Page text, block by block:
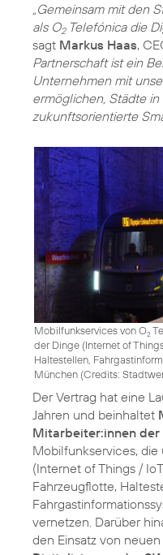
„Gemeinsam mit den
als O2Telefónica die
sagt Markus Haas,
Partnerschaft ist ein
Unternehmen mit
ermöglichen, Städte
zukunftsorientierte
Mobilfunkservices von O2
der Dinge (Internet of
Haltestellen,
München (Credits:
Der Vertrag hat eine
Jahren und beinhaltet
Mitarbeiter:innen der
Mobilfunkservices,
(Internet of Things /
Fahrzeugflotte,
vernetzen. Darüber
den Einsatz von neuen